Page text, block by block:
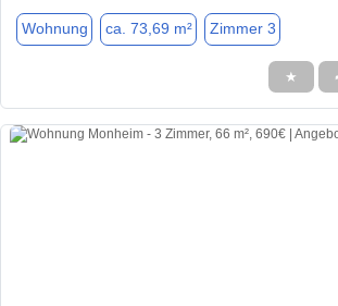
Wohnung ca. 73,69 m² Zimmer 3
★